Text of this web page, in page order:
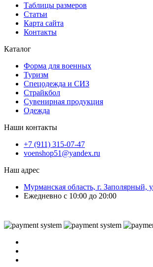
Таблицы размеров
Статьи
Карта сайта
Контакты
Каталог
Форма для военных
Туризм
Спецодежда и СИЗ
Страйкбол
Сувенирная продукция
Одежда
Наши контакты
+7 (911) 315-07-47
voenshop51@yandex.ru
Наш адрес
Мурманская область, г. Заполярный,
Ежедневно с 10:00 до 20:00